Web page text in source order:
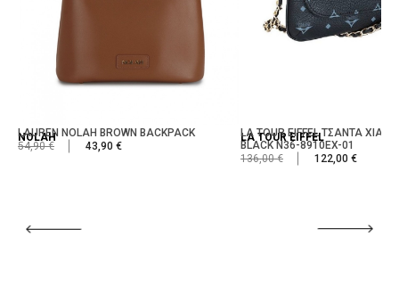
NOLAH
LAUREN NOLAH BROWN BACKPACK
54,90 €
43,90 €
LA TOUR EIFFEL
LA TOUR EIFFEL ΤΣΑΝΤΑ ΧΙΑΣΤΙ
BLACK N36-8910EX-01
136,00 €
122,00 €